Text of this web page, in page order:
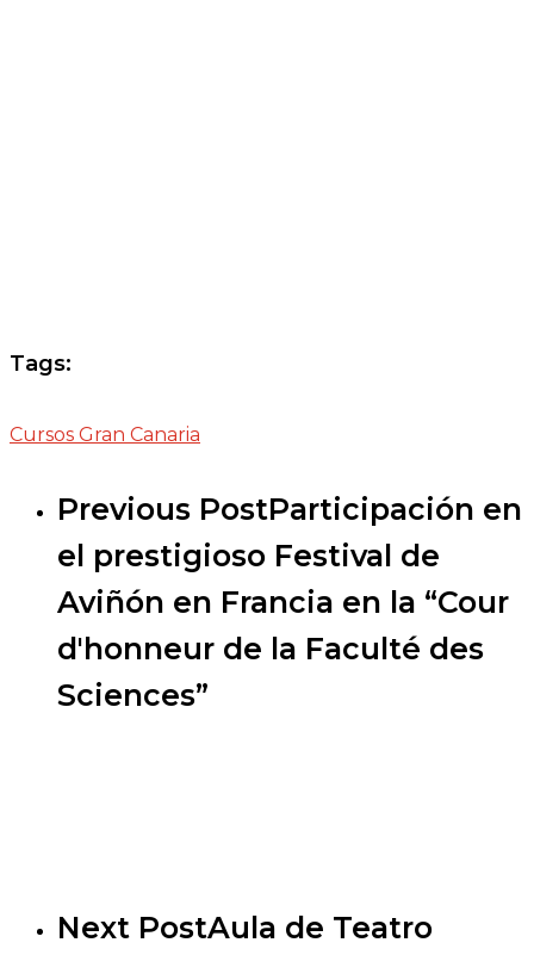
Tags:
Cursos Gran Canaria
Previous PostParticipación en
el prestigioso Festival de
Aviñón en Francia en la “Cour
d'honneur de la Faculté des
Sciences”
Next PostAula de Teatro